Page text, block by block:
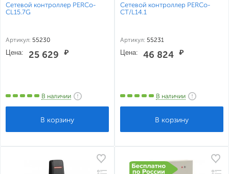
Сетевой контроллер PERCo-
CL15.7G
Артикул: 55230
Цена: 25 629 ₽
В наличии
Сетевой контроллер PERCo-
CT/L14.1
Артикул: 55231
Цена: 46 824 ₽
В наличии